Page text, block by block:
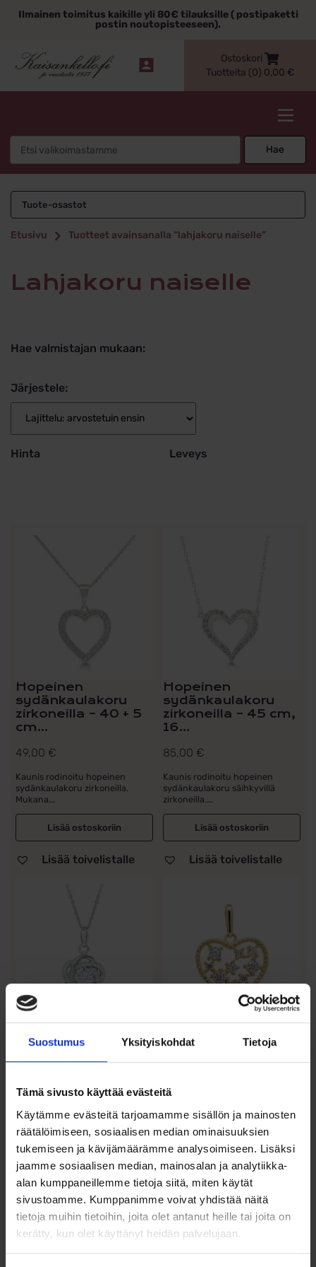
Suostumus Yksityiskohdat Tietoja
Tämä sivusto käyttää evästeitä
Käytämme evästeitä tarjoamamme sisällön ja mainosten
räätälöimiseen, sosiaalisen median ominaisuuksien
tukemiseen ja kävijämäärämme analysoimiseen. Lisäksi
jaamme sosiaalisen median, mainosalan ja analytiikka-
alan kumppaneillemme tietoja siitä, miten käytät
sivustoamme. Kumppanimme voivat yhdistää näitä
tietoja muihin tietoihin, joita olet antanut heille tai joita on
kerätty, kun olet käyttänyt heidän palvelujaan.
sisältöönIlmainen toimitus kaikille yli 80€ tilauksille ( postipaketti
postin noutopisteeseen).
Ostoskori
Tuotteita (0) 0,00 €
Hae
lahjakoru naiselle
Tuote-osastot
Etusivu Tuotteet avainsanalla “lahjakoru naiselle”
lahjakoru naiselle
Hae valmistajan mukaan:
Järjestele:
Hinta Leveys
Hopeinen
sydänkaulakoru
zirkoneilla – 40 + 5
cm...
49,00 €
Kaunis rodinoitu hopeinen
sydänkaulakoru zirkoneilla.
Mukana...
Lisää ostoskoriin
Lisää toivelistalle
Hopeinen
sydänkaulakoru
zirkoneilla – 45 cm,
16...
85,00 €
Kaunis rodinoitu hopeinen
sydänkaulakoru säihkyvillä
zirkoneilla....
Lisää ostoskoriin
Lisää toivelistalle
Solmu-kaulakoru
zirkoneilla,
rodinoitua hopeaa
45,00€
Elegantti solmu-kaulakoru
rodinoidusta hopeasta, koristeltu
säihkyvillä...
Lue lisää
Lisää toivelistalle
Kultainen
avosydänriipus
zirkoneilla
245,00
Kaunis keltakultainen
sydänriipus zirkoneilla, joka
säihkyy...
Lisää ostoskoriin
Lisää toivelistalle